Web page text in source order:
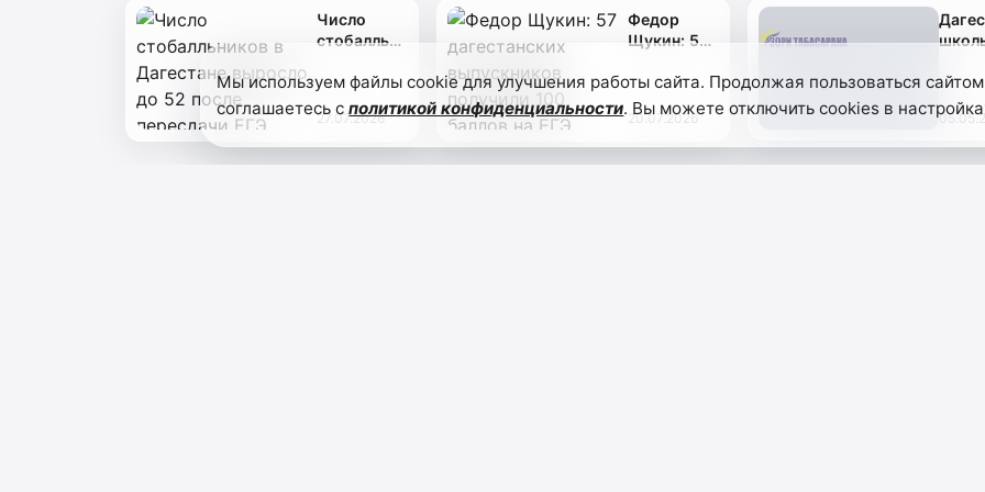
Число
стобалльников
Дагестане
выросло
до 52
после
пересдачи
27.07.2026
Федор
Щукин: 57
выпускников
получили
100 баллов
на ЕГЭ
20.07.2026
для
Мы используем файлы cookie для улучшения работы сайта. Продолжая пользоваться
соглашаетесь сполитикой конфиденциальности. Вы можете отключить cookies в